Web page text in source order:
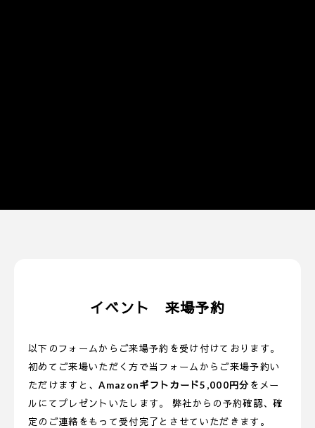
イベント 来場予約
以下のフォームからご来場予約を受け付けております。
初めてご来場いただく方で当フォームからご来場予約い
ただけますと、Amazonギフトカード5,000円分をメー
ルにてプレゼントいたします。 弊社からの予約確認、確
定のご連絡をもって受付完了とさせていただきます。